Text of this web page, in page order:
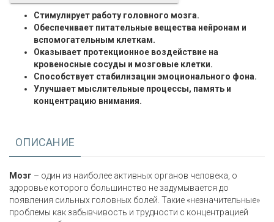
Стимулирует работу головного мозга.
Обеспечивает питательные вещества нейронам и
вспомогательным клеткам.
Оказывает протекционное воздействие на
кровеносные сосуды и мозговые клетки.
Способствует стабилизации эмоционального фона.
Улучшает мыслительные процессы, память и
концентрацию внимания.
ОПИСАНИЕ
Мозг – один из наиболее активных органов человека, о
здоровье которого большинство не задумывается до
появления сильных головных болей. Такие «незначительные»
проблемы как забывчивость и трудности с концентрацией